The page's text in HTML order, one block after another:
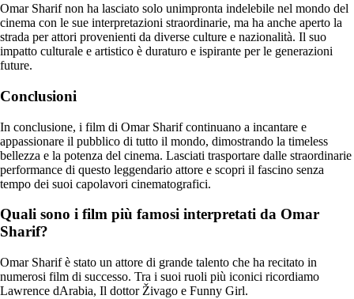
Omar Sharif non ha lasciato solo unimpronta indelebile nel mondo del
cinema con le sue interpretazioni straordinarie, ma ha anche aperto la
strada per attori provenienti da diverse culture e nazionalità. Il suo
impatto culturale e artistico è duraturo e ispirante per le generazioni
future.
Conclusioni
In conclusione, i film di Omar Sharif continuano a incantare e
appassionare il pubblico di tutto il mondo, dimostrando la timeless
bellezza e la potenza del cinema. Lasciati trasportare dalle straordinarie
performance di questo leggendario attore e scopri il fascino senza
tempo dei suoi capolavori cinematografici.
Quali sono i film più famosi interpretati da Omar
Sharif?
Omar Sharif è stato un attore di grande talento che ha recitato in
numerosi film di successo. Tra i suoi ruoli più iconici ricordiamo
Lawrence dArabia, Il dottor Živago e Funny Girl.